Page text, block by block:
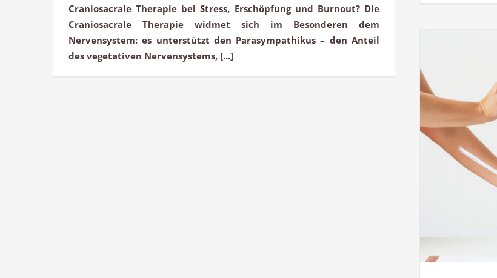
Craniosacrale Therapie bei Stress, Erschöpfung und Burnout? Die
Craniosacrale Therapie widmet sich im Besonderen dem
Nervensystem: es unterstützt den Parasympathikus – den Anteil
des vegetativen Nervensystems, [...]